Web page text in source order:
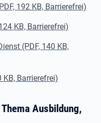
192 KB, Barrierefrei)
KB, Barrierefrei)
(PDF, 140 KB,
KB, Barrierefrei)
Ausbildung,